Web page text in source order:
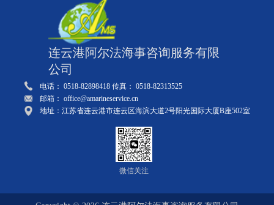
连云港阿尔法海事咨询服务有限
公司
电话： 0518-82898418 传真： 0518-82313525
邮箱： office@amarineservice.cn
地址：江苏省连云港市连云区海滨大道2号阳光国际大厦B座502室
微信关注